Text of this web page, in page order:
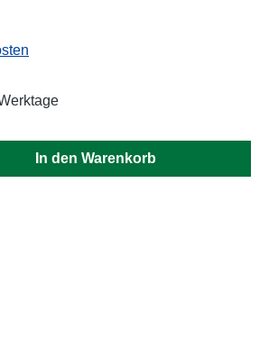
gewünschten Wert ein
In den Warenkorb